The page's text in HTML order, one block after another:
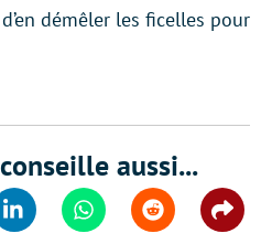
démêler les ficelles pour
aussi...
Linkedin WhatsappReddit